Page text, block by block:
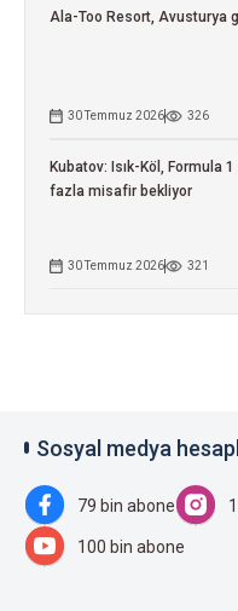
Ala-Too Resort, Avusturya
30 Temmuz 2026 326
Kubatov: Isık-Köl, Formula
fazla misafir bekliyor
30 Temmuz 2026 321
Sosyal medya
79 bin abone
100 bin abone